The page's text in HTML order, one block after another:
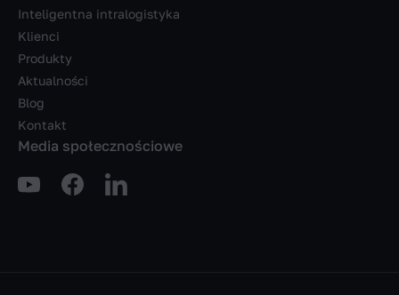
Inteligentna intralogistyka
Klienci
Produkty
Aktualności
Blog
Kontakt
Media społecznościowe